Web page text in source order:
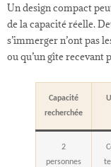
Un design compact
de la capacité réelle.
s’immerger n’ont pas
ou qu’un gîte recevant
Capacité
recherchée
2
personnes